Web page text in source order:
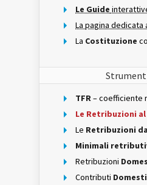
Le Guide
La pagina dedicata
La Costituzione
TFR– coefficiente
Le Retribuzioni al
Le Retribuzioni
Minimali
Retribuzioni
Contributi